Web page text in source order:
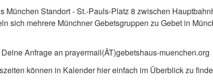
München Standort - St.-Pauls-Platz 8 zwischen
sich mehrere Münchner Gebetsgruppen zu Gebet in
Anfrage an prayermail(ÄT)gebetshaus-muenchen.org
können in Kalender hier einfach im Überblick zu